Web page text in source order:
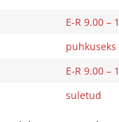
E-R 9.00 –
E-R 9.00 –
suletud